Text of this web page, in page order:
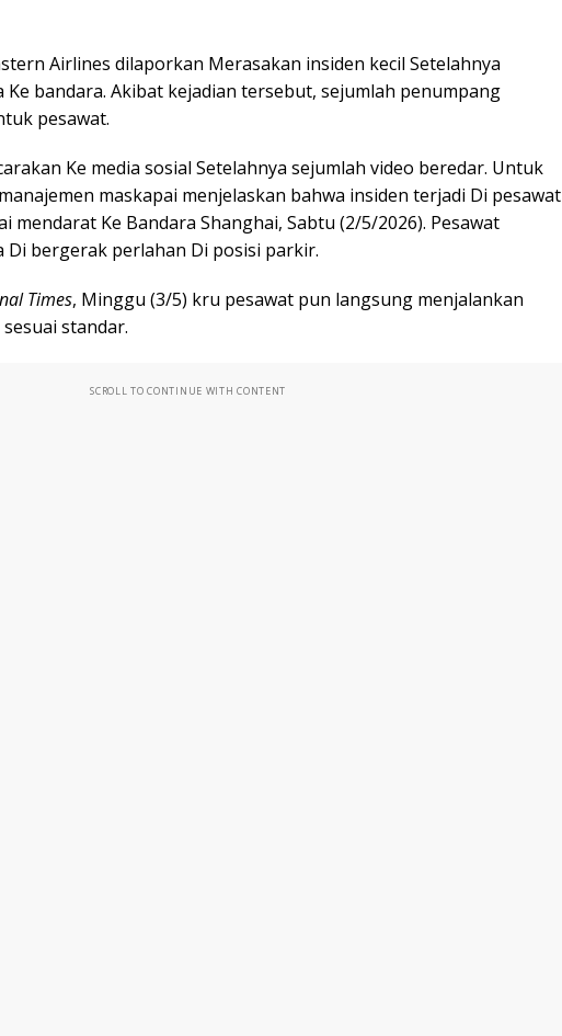
Airlines dilaporkan Merasakan insiden kecil Setelahnya
bandara. Akibat kejadian tersebut, sejumlah penumpang
pesawat.
Ke media sosial Setelahnya sejumlah video beredar. Untuk
maskapai menjelaskan bahwa insiden terjadi Di pesawat
mendarat Ke Bandara Shanghai, Sabtu (2/5/2026). Pesawat
bergerak perlahan Di posisi parkir.
Times, Minggu (3/5) kru pesawat pun langsung menjalankan
standar.
SCROLL TO CONTINUE WITH CONTENT